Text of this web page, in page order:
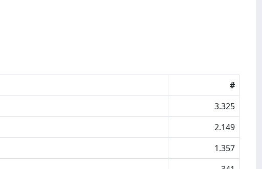
#
3.325
2.149
1.357